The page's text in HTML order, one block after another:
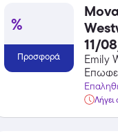
Temu
Extra -40%
προϊόντα, με τη
κωδικού
Featured
%
Προσφορά
11/
Emily
Λήγει